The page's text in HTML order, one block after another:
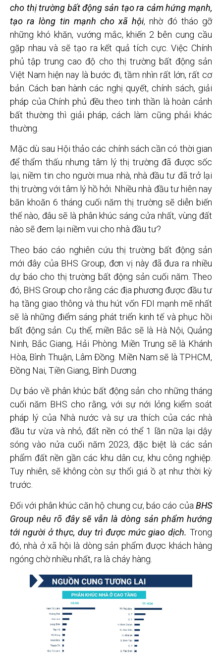
cho thị trường bất động sản tạo ra cảm hứng mạnh,
tạo ra lòng tin mạnh cho xã hội, nhờ đó tháo gỡ
những khó khăn, vướng mắc, khiến 2 bên cung cầu
gặp nhau và sẽ tạo ra kết quả tích cực. Việc Chính
phủ tập trung cao độ cho thị trường bất động sản
Việt Nam hiện nay là bước đi, tầm nhìn rất lớn, rất cơ
bản. Cách ban hành các nghị quyết, chính sách, giải
pháp của Chính phủ đều theo tinh thần là hoàn cảnh
bất thường thì giải pháp, cách làm cũng phải khác
thường.
Mặc dù sau Hội thảo các chính sách cần có thời gian
để thẩm thấu nhưng tâm lý thị trường đã được sốc
lại, niềm tin cho người mua nhà, nhà đầu tư đã trở lại
thị trường với tâm lý hồ hởi. Nhiều nhà đầu tư hiên nay
băn khoăn 6 tháng cuối năm thị trường sẽ diễn biến
thế nào, đâu sẽ là phân khúc sáng cửa nhất, vùng đất
nào sẽ đem lại niềm vui cho nhà đầu tư?
Theo báo cáo nghiên cứu thị trường bất động sản
mới đây của BHS Group, đơn vị này đã đưa ra nhiều
dự báo cho thị trường bất động sản cuối năm. Theo
đó, BHS Group cho rằng các địa phương được đầu tư
hạ tầng giao thông và thu hút vốn FDI mạnh mẽ nhất
sẽ là những điểm sáng phát triển kinh tế và phục hồi
bất động sản. Cụ thể, miền Bắc sẽ là Hà Nội, Quảng
Ninh, Bắc Giang, Hải Phòng. Miền Trung sẽ là Khánh
Hòa, Bình Thuận, Lâm Đồng. Miền Nam sẽ là TPHCM,
Đồng Nai, Tiền Giang, Bình Dương.
Dự báo về phân khúc bất động sản cho những tháng
cuối năm BHS cho rằng, với sự nới lỏng kiểm soát
pháp lý của Nhà nước và sự ưa thích của các nhà
đầu tư vừa và nhỏ, đất nền có thể 1 lần nữa lại dậy
sóng vào nửa cuối năm 2023, đặc biệt là các sản
phẩm đất nền gần các khu dân cư, khu công nghiệp.
Tuy nhiên, sẽ không còn sự thổi giá ồ ạt như thời kỳ
trước.
Đối với phân khúc căn hộ chung cư, báo cáo của BHS
Group nêu rõ đây sẽ vẫn là dòng sản phẩm hướng
tới người ở thực, duy trì được mức giao dịch. Trong
đó, nhà ở xã hội là dòng sản phẩm được khách hàng
ngóng chờ nhiều nhất, ra là cháy hàng.